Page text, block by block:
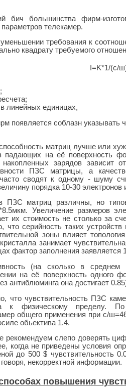
бич большинства фирм-
телекамер.
требования к
квадрату требуемого
I=K*1/(с/
линейных единицах,
появляется соблазн указывать
матриц лучше или
падающих на её поверхность
зарядов зависит
ПЗС матрицы, а
сводят к одному - шуму
порядка 10-30
ПЗС матриц различны, но
Увеличение размеров
их стоимость не столько за
что серийность таких
зоны влияет
занимает
фактор заполнения заявляется
(на сколько в среднем
на её поверхность одного
антиблюминга она достигает
что чувствительность ПЗС
к физическому пределу.
общего применения при с/
обьектива 1.4.
рекомендуем слепо доверять
когда не приведены условия
до 500 $ чувствительность
некорректной информации.
повышения